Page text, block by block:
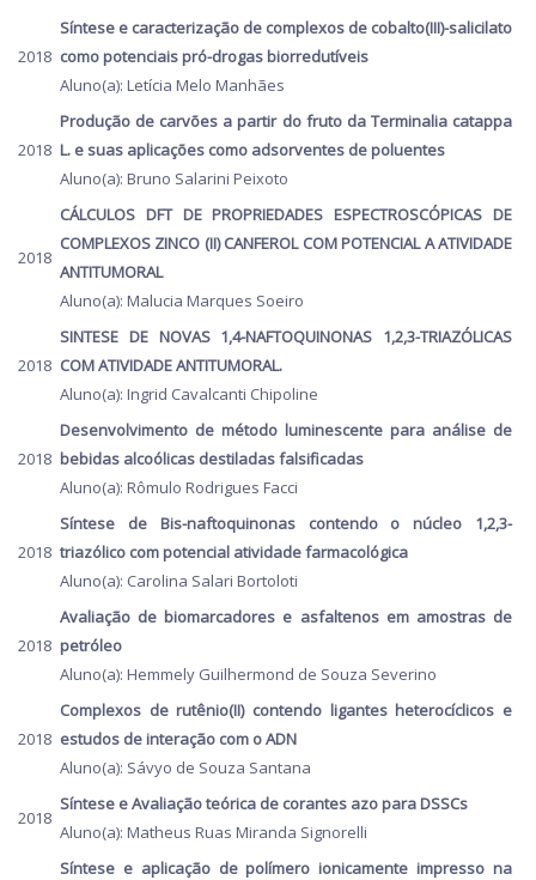
2018
Síntese e caracterização de complexos de cobalto(III)-salicilato
como potenciais pró-drogas biorredutíveis
Aluno(a): Letícia Melo Manhães
2018
Produção de carvões a partir do fruto da Terminalia catappa
L. e suas aplicações como adsorventes de poluentes
Aluno(a): Bruno Salarini Peixoto
2018
CÁLCULOS DFT DE PROPRIEDADES ESPECTROSCÓPICAS DE
COMPLEXOS ZINCO (II) CANFEROL COM POTENCIAL A ATIVIDADE
ANTITUMORAL
Aluno(a): Malucia Marques Soeiro
2018
SINTESE DE NOVAS 1,4-NAFTOQUINONAS 1,2,3-TRIAZÓLICAS
COM ATIVIDADE ANTITUMORAL.
Aluno(a): Ingrid Cavalcanti Chipoline
2018
Desenvolvimento de método luminescente para análise de
bebidas alcoólicas destiladas falsificadas
Aluno(a): Rômulo Rodrigues Facci
2018
Síntese de Bis-naftoquinonas contendo o núcleo 1,2,3-
triazólico com potencial atividade farmacológica
Aluno(a): Carolina Salari Bortoloti
2018
Avaliação de biomarcadores e asfaltenos em amostras de
petróleo
Aluno(a): Hemmely Guilhermond de Souza Severino
2018
Complexos de rutênio(II) contendo ligantes heterocíclicos e
estudos de interação com o ADN
Aluno(a): Sávyo de Souza Santana
2018
Síntese e Avaliação teórica de corantes azo para DSSCs
Aluno(a): Matheus Ruas Miranda Signorelli
Síntese e aplicação de polímero ionicamente impresso na